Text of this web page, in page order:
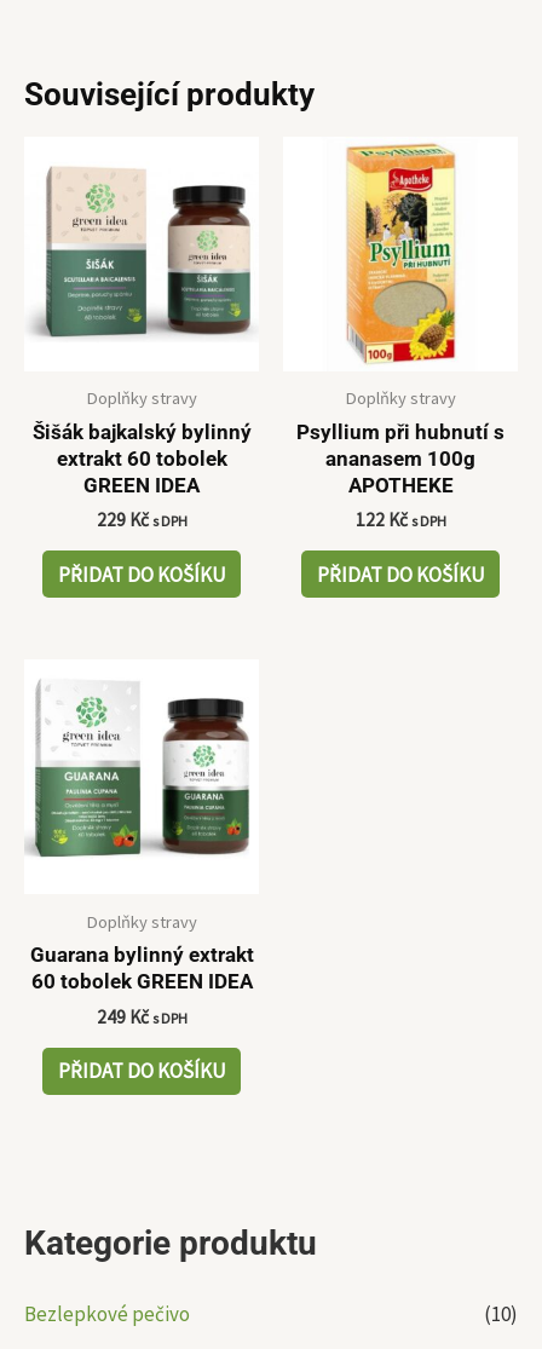
Kategorie produktu
Bezlepkové pečivo
(10)
Související produkty
Doplňky stravy
Šišák bajkalský bylinný
extrakt 60 tobolek
GREEN IDEA
229 Kč s DPH
PŘIDAT DO KOŠÍKU
Doplňky stravy
Psyllium při hubnutí s
ananasem 100g
APOTHEKE
122 Kč s DPH
PŘIDAT DO KOŠÍKU
Doplňky stravy
Guarana bylinný extrakt
60 tobolek GREEN IDEA
249 Kč s DPH
PŘIDAT DO KOŠÍKU